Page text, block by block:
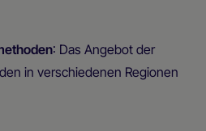
: Das Angebot der
in verschiedenen Regionen